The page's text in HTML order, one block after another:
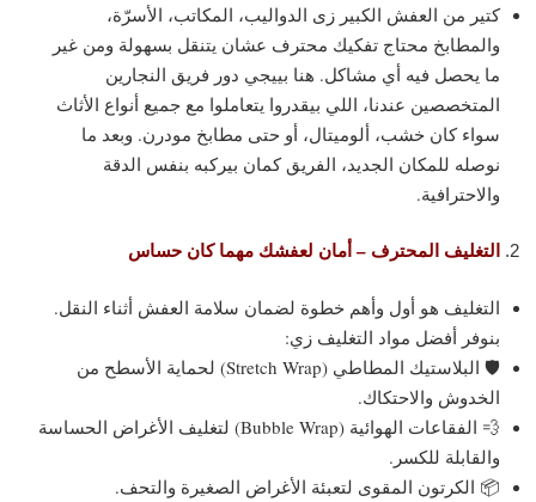
كتير من العفش الكبير زى الدواليب، المكاتب، الأسرّة،
والمطابخ محتاج تفكيك محترف عشان يتنقل بسهولة ومن غير
ما يحصل فيه أي مشاكل. هنا بييجي دور فريق النجارين
المتخصصين عندنا، اللي بيقدروا يتعاملوا مع جميع أنواع الأثاث
سواء كان خشب، ألوميتال، أو حتى مطابخ مودرن. وبعد ما
نوصله للمكان الجديد، الفريق كمان بيركبه بنفس الدقة
والاحترافية.
التغليف المحترف – أمان لعفشك مهما كان حساس
التغليف هو أول وأهم خطوة لضمان سلامة العفش أثناء النقل.
بنوفر أفضل مواد التغليف زي:
🛡️ البلاستيك المطاطي (Stretch Wrap) لحماية الأسطح من
الخدوش والاحتكاك.
💨 الفقاعات الهوائية (Bubble Wrap) لتغليف الأغراض الحساسة
والقابلة للكسر.
📦 الكرتون المقوى لتعبئة الأغراض الصغيرة والتحف.